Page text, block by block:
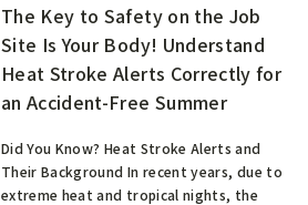
The Key to Safety on the Job
Site Is Your Body! Understand
Heat Stroke Alerts Correctly for
an Accident-Free Summer
Did You Know? Heat Stroke Alerts and
Their Background In recent years, due to
extreme heat and tropical nights, the